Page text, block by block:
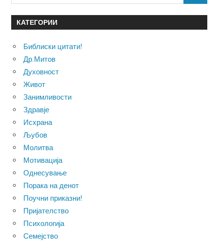
КАТЕГОРИИ
Библиски цитати!
Др.Митов
Духовност
Живот
Занимливости
Здравје
Исхрана
Љубов
Молитва
Мотивација
Однесување
Порака на денот
Поучни приказни!
Пријателство
Психологија
Семејство